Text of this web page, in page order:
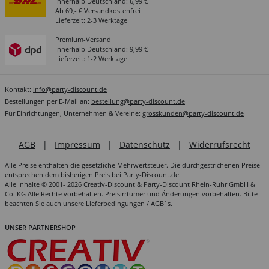
Ab 69,- € Versandkostenfrei
Lieferzeit: 2-3 Werktage
Premium-Versand
Innerhalb Deutschland: 9,99 €
Lieferzeit: 1-2 Werktage
Kontakt: info@party-discount.de
Bestellungen per E-Mail an: bestellung@party-discount.de
Für Einrichtungen, Unternehmen & Vereine: grosskunden@party-discount.de
AGB | Impressum | Datenschutz | Widerrufsrecht
Alle Preise enthalten die gesetzliche Mehrwertsteuer. Die durchgestrichenen Preise
entsprechen dem bisherigen Preis bei Party-Discount.de.
Alle Inhalte © 2001- 2026 Creativ-Discount & Party-Discount Rhein-Ruhr GmbH &
Co. KG Alle Rechte vorbehalten. Preisirrtümer und Änderungen vorbehalten. Bitte
beachten Sie auch unsere Lieferbedingungen / AGB´s.
UNSER PARTNERSHOP